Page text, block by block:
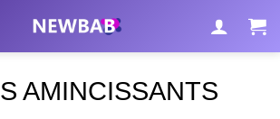
AMINCISSANTS